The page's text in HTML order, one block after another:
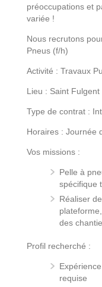
préoccupations et
variée !
Nous recrutons
Pneus (f/h)
Activité : Travaux
Lieu : Saint Fulgent
Type de contrat :
Horaires : Journée
Vos missions :
Pelle à
spécifique
Réaliser
des
Profil recherché :
requise